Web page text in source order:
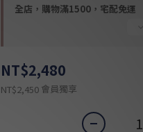
全店，購物滿1500，宅配免運
NT$2,480
NT$2,450 會員獨享